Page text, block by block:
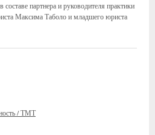
партнера и руководителя практики
Максима Таболо и младшего юриста
/ ТМТ